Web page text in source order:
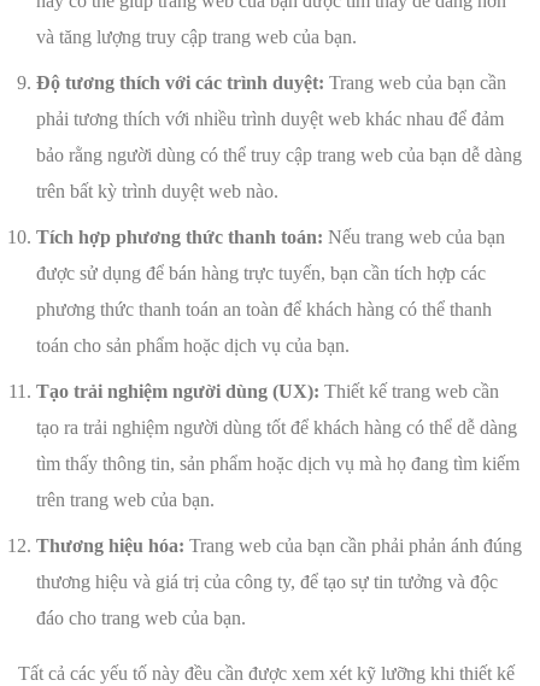
và tăng lượng truy cập trang web của bạn.
Độ tương thích với các trình duyệt: Trang web của bạn cần
phải tương thích với nhiều trình duyệt web khác nhau để đảm
bảo rằng người dùng có thể truy cập trang web của bạn dễ dàng
trên bất kỳ trình duyệt web nào.
Tích hợp phương thức thanh toán: Nếu trang web của bạn
được sử dụng để bán hàng trực tuyến, bạn cần tích hợp các
phương thức thanh toán an toàn để khách hàng có thể thanh
toán cho sản phẩm hoặc dịch vụ của bạn.
Tạo trải nghiệm người dùng (UX): Thiết kế trang web cần
tạo ra trải nghiệm người dùng tốt để khách hàng có thể dễ dàng
tìm thấy thông tin, sản phẩm hoặc dịch vụ mà họ đang tìm kiếm
trên trang web của bạn.
Thương hiệu hóa: Trang web của bạn cần phải phản ánh đúng
thương hiệu và giá trị của công ty, để tạo sự tin tưởng và độc
đáo cho trang web của bạn.
Tất cả các yếu tố này đều cần được xem xét kỹ lưỡng khi thiết kế